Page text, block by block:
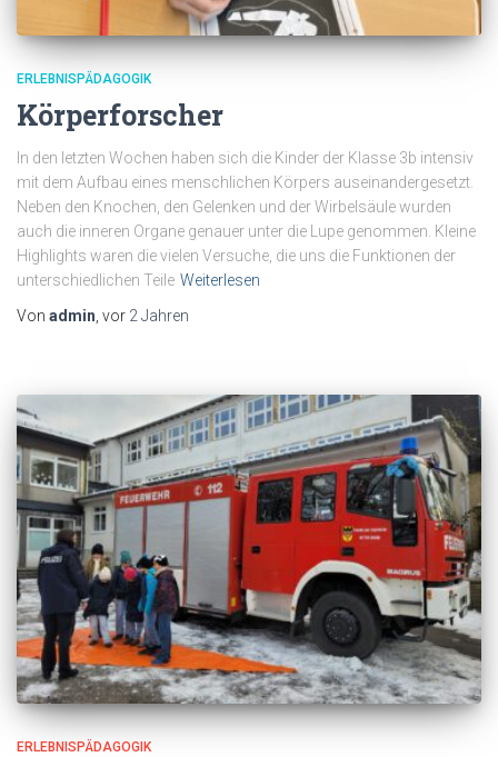
ERLEBNISPÄDAGOGIK
Körperforscher
In den letzten Wochen haben sich die Kinder der Klasse 3b intensiv
mit dem Aufbau eines menschlichen Körpers auseinandergesetzt.
Neben den Knochen, den Gelenken und der Wirbelsäule wurden
auch die inneren Organe genauer unter die Lupe genommen. Kleine
Highlights waren die vielen Versuche, die uns die Funktionen der
unterschiedlichen Teile Weiterlesen
Von admin , vor 2 Jahren
ERLEBNISPÄDAGOGIK